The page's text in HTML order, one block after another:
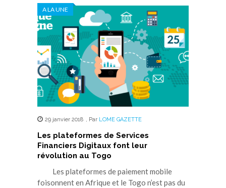
A LA UNE
29 janvier 2018 , Par LOME GAZETTE
Les plateformes de Services
Financiers Digitaux font leur
révolution au Togo
Les plateformes de paiement mobile
foisonnent en Afrique et le Togo n’est pas du